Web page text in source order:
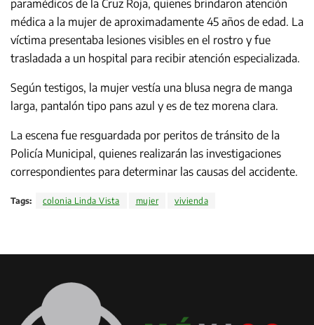
paramédicos de la Cruz Roja, quienes brindaron atención
médica a la mujer de aproximadamente 45 años de edad. La
víctima presentaba lesiones visibles en el rostro y fue
trasladada a un hospital para recibir atención especializada.
Según testigos, la mujer vestía una blusa negra de manga
larga, pantalón tipo pans azul y es de tez morena clara.
La escena fue resguardada por peritos de tránsito de la
Policía Municipal, quienes realizarán las investigaciones
correspondientes para determinar las causas del accidente.
Tags: colonia Linda Vista mujer vivienda